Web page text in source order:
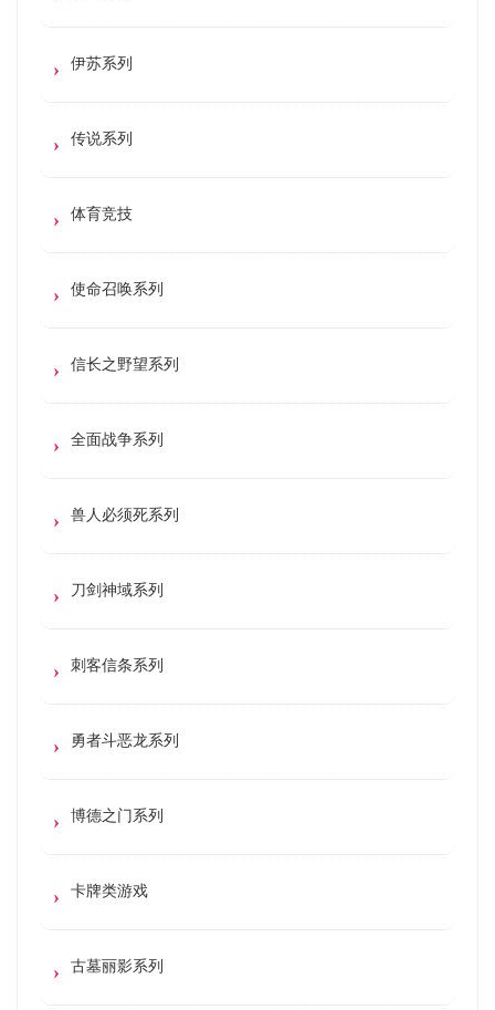
伊苏系列
传说系列
体育竞技
使命召唤系列
信长之野望系列
全面战争系列
兽人必须死系列
刀剑神域系列
刺客信条系列
勇者斗恶龙系列
博德之门系列
卡牌类游戏
古墓丽影系列